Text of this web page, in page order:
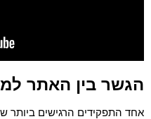
הגשר בין האתר
אחד התפקידים הרגישים